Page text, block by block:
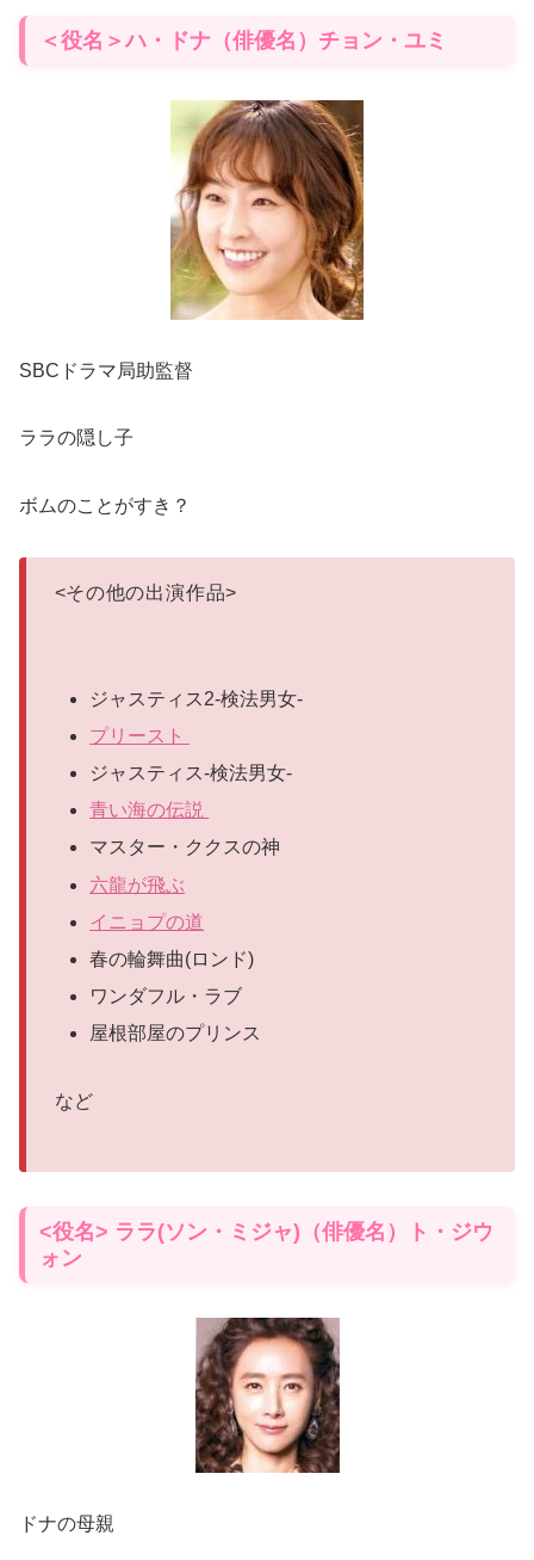
＜役名＞ハ・ドナ（俳優名）チョン・ユミ
SBCドラマ局助監督
ララの隠し子
ボムのことがすき？
<その他の出演作品>
ジャスティス2-検法男女-
プリースト
ジャスティス-検法男女-
青い海の伝説
マスター・ククスの神
六龍が飛ぶ
イニョプの道
春の輪舞曲(ロンド)
ワンダフル・ラブ
屋根部屋のプリンス
など
<役名> ララ(ソン・ミジャ)（俳優名）ト・ジウ
ォン
ドナの母親